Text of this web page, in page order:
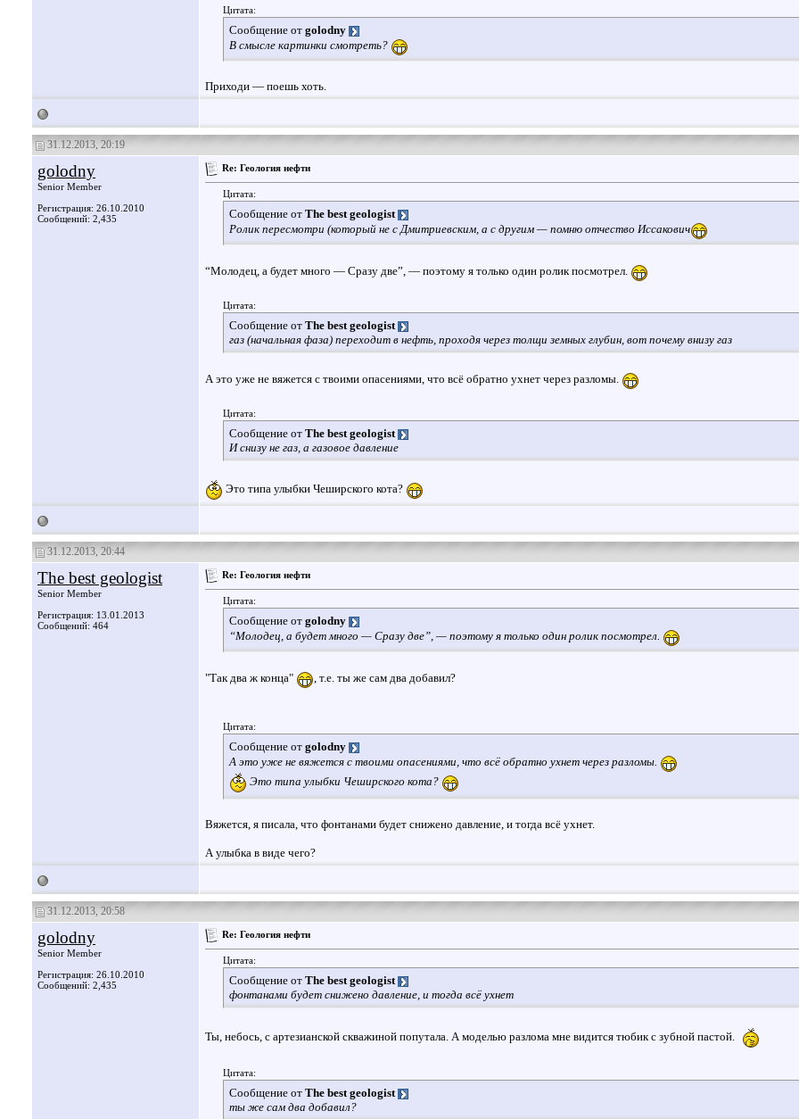
Цитата:
Сообщение от golodny
В смысле картинки смотреть?
Приходи — поешь хоть.
31.12.2013, 20:19
golodny
Senior Member
Регистрация: 26.10.2010
Сообщений: 2,435
Re: Геология нефти
Цитата:
Сообщение от The best geologist
Ролик пересмотри (который не с Дмитриевским, а с другим — помню отчество Иссакович
“Молодец, а будет много — Сразу две”, — поэтому я только один ролик посмотрел.
Цитата:
Сообщение от The best geologist
газ (начальная фаза) переходит в нефть, проходя через толщи земных глубин, вот почему внизу газ
А это уже не вяжется с твоими опасениями, что всё обратно ухнет через разломы.
Цитата:
Сообщение от The best geologist
И снизу не газ, а газовое давление
Это типа улыбки Чеширского кота?
31.12.2013, 20:44
The best geologist
Senior Member
Регистрация: 13.01.2013
Сообщений: 464
Re: Геология нефти
Цитата:
Сообщение от golodny
“Молодец, а будет много — Сразу две”, — поэтому я только один ролик посмотрел.
"Так два ж конца" , т.е. ты же сам два добавил?
Цитата:
Сообщение от golodny
А это уже не вяжется с твоими опасениями, что всё обратно ухнет через разломы.
Это типа улыбки Чеширского кота?
Вяжется, я писала, что фонтанами будет снижено давление, и тогда всё ухнет.
А улыбка в виде чего?
31.12.2013, 20:58
golodny
Senior Member
Регистрация: 26.10.2010
Сообщений: 2,435
Re: Геология нефти
Цитата:
Сообщение от The best geologist
фонтанами будет снижено давление, и тогда всё ухнет
Ты, небось, с артезианской скважиной попутала. А моделью разлома мне видится тюбик с зубной пастой.
Цитата:
Сообщение от The best geologist
ты же сам два добавил?